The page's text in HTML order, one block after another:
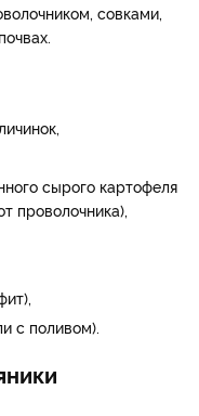
совками,
сырого картофеля
проволочника),
с поливом).